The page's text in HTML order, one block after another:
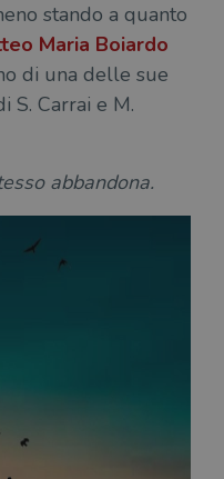
stando a quanto
Maria Boiardo
di una delle sue
S. Carrai e M.
abbandona.